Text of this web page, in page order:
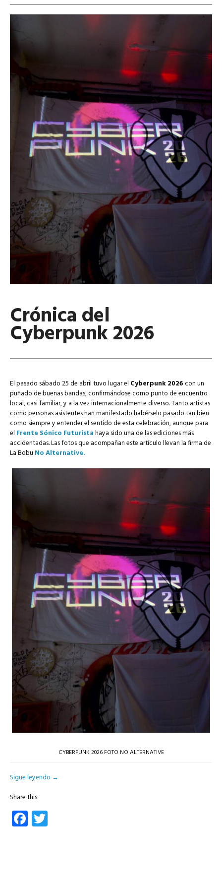
Crónica del
Cyberpunk 2026
El pasado sábado 25 de abril tuvo lugar el Cyberpunk 2026con un
puñado de buenas bandas, confirmándose como punto de encuentro
local, casi familiar, y a la vez internacionalmente diverso. Tanto artistas
como personas asistentes han manifestado habérselo pasado tan bien
como siempre y entender el sentido de esta celebración, aunque para
el Frente Sónico Futuristahaya sido una de las ediciones más
accidentadas. Las fotos que acompañan este artículo llevan la firma de
La Bobu No Alternative.
CYBERPUNK 2026 FOTO NO ALTERNATIVE
Sigue leyendo →
Share this:
Facebook